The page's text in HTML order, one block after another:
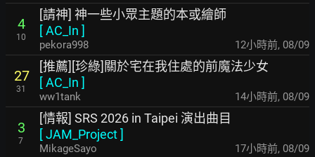
4
10
[請神] 神一些小眾主題的本或繪師
[AC_In ]
pekora998 12小時前, 08/09
27
31
[推薦][珍綠]關於宅在我住處的前魔法少女
[AC_In ]
ww1tank 14小時前, 08/09
3
7
[情報] SRS 2026 in Taipei 演出曲目
[JAM_Project]
MikageSayo 17小時前, 08/09